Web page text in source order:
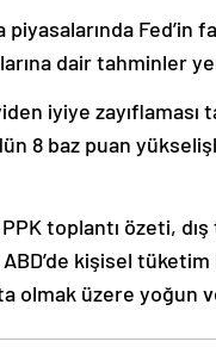
dair tahminler
iyiye zayıflaması
8 baz puan
toplantı özeti,
kişisel
olmak üzere